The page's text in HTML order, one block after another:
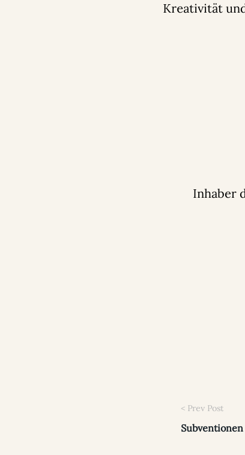
Kreativität
Inhaber
Subventionen